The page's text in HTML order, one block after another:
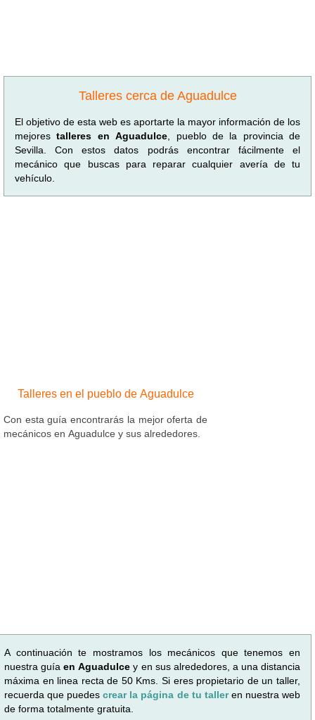
Talleres cerca de Aguadulce
El objetivo de esta web es aportarte la mayor información de los
mejorestalleres en Aguadulce , pueblo de la provincia de
Sevilla. Con estos datos podrás encontrar fácilmente el
mecánico que buscas para reparar cualquier avería de tu
vehículo.
Talleres en el pueblo de Aguadulce
Con esta guía encontrarás la mejor oferta de
mecánicos en Aguadulce y sus alrededores.
A continuación te mostramos los mecánicos que tenemos en
nuestra guíaen Aguadulce y en sus alrededores, a una distancia
máxima en linea recta de 50 Kms. Si eres propietario de un taller,
recuerda que puedescrear la página de tu talleren nuestra web
de forma totalmente gratuita.